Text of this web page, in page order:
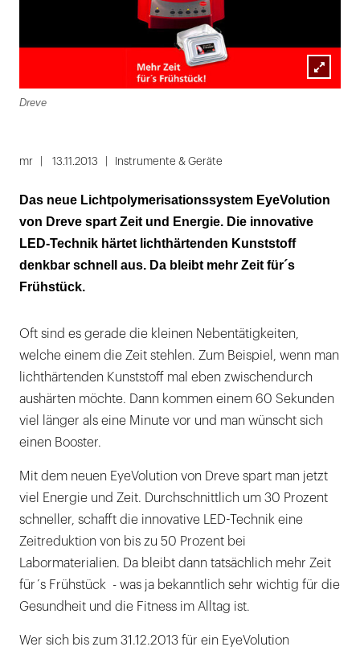
Lightbox
Dreve
mr 13.11.2013 Instrumente & Geräte
Das neue Lichtpolymerisationssystem EyeVolution
von Dreve spart Zeit und Energie. Die innovative
LED-Technik härtet lichthärtenden Kunststoff
denkbar schnell aus. Da bleibt mehr Zeit für´s
Frühstück.
Oft sind es gerade die kleinen Nebentätigkeiten,
welche einem die Zeit stehlen. Zum Beispiel, wenn man
lichthärtenden Kunststoff mal eben zwischendurch
aushärten möchte. Dann kommen einem 60 Sekunden
viel länger als eine Minute vor und man wünscht sich
einen Booster.
Mit dem neuen EyeVolution von Dreve spart man jetzt
viel Energie und Zeit. Durchschnittlich um 30 Prozent
schneller, schafft die innovative LED-Technik eine
Zeitreduktion von bis zu 50 Prozent bei
Labormaterialien. Da bleibt dann tatsächlich mehr Zeit
für´s Frühstück - was ja bekanntlich sehr wichtig für die
Gesundheit und die Fitness im Alltag ist.
Wer sich bis zum 31.12.2013 für ein EyeVolution